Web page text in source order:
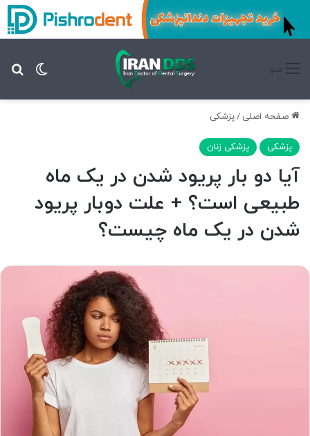
تغییر منو
صفحه اصلی /پزشکی
پزشکی پزشکی زنان
آیا دو بار پریود شدن در یک ماه
طبیعی است؟ + علت دوبار پریود
شدن در یک ماه چیست؟